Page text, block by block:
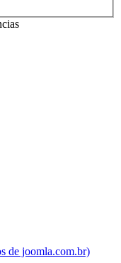
de joomla.com.br)